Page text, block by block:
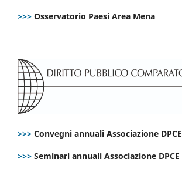
>>> Osservatorio Paesi Area Mena
>>> Convegni annuali Associazione DPCE
>>> Seminari annuali Associazione DPCE